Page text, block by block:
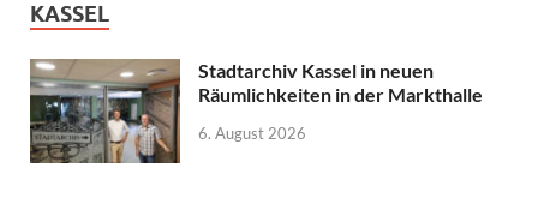
KASSEL
Stadtarchiv Kassel in neuen
Räumlichkeiten in der Markthalle
6. August 2026